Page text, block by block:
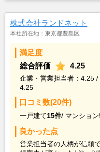
イスの影響もあった。
株式会社ランドネット
本社所在地：東京都豊島区
満足度
総合評価
4.25
企業・営業担当者：4.25 /
4.25
口コミ数(20件)
一戸建て15件/ マンション
良かった点
営業担当者の人柄が信頼